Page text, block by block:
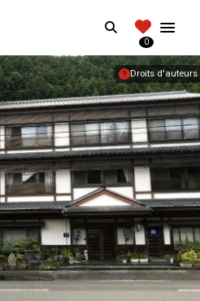
RYOKANTRAVEL
Ryokan
Search
0
Droits d'auteurs